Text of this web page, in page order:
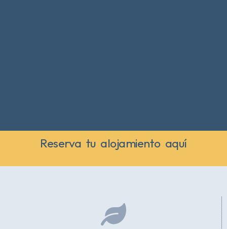
Reserva tu alojamiento aquí